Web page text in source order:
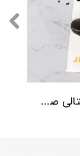
(GT-7750 SONY) ضبط کننده دیجیتالی صدا سونی - 16 گیگابایت - دارای سنسور صدا